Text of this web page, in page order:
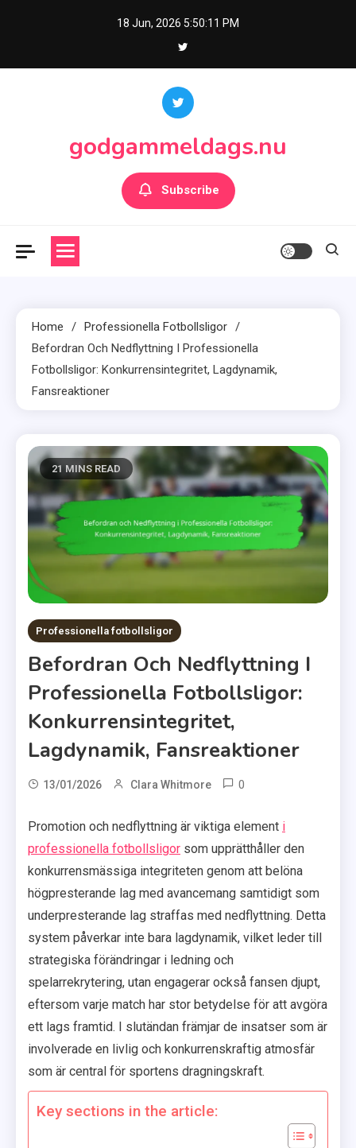
18 Jun, 2026 5:50:12 PM
godgammeldags.nu
Subscribe
Home
Professionella Fotbollsligor
Befordran Och Nedflyttning I Professionella
Fotbollsligor: Konkurrensintegritet, Lagdynamik,
Fansreaktioner
21 MINS READ
Professionella fotbollsligor
Befordran Och Nedflyttning I
Professionella Fotbollsligor:
Konkurrensintegritet,
Lagdynamik, Fansreaktioner
13/01/2026 Clara Whitmore 0
Promotion och nedflyttning är viktiga element i
professionella fotbollsligor som upprätthåller den
konkurrensmässiga integriteten genom att belöna
högpresterande lag med avancemang samtidigt som
underpresterande lag straffas med nedflyttning. Detta
system påverkar inte bara lagdynamik, vilket leder till
strategiska förändringar i ledning och
spelarrekrytering, utan engagerar också fansen djupt,
eftersom varje match har stor betydelse för att avgöra
ett lags framtid. I slutändan främjar de insatser som är
involverade en livlig och konkurrenskraftig atmosfär
som är central för sportens dragningskraft.
Key sections in the article: